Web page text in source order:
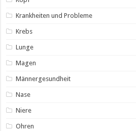
Krankheiten und Probleme
Krebs
Lunge
Magen
Männergesundheit
Nase
Niere
Ohren